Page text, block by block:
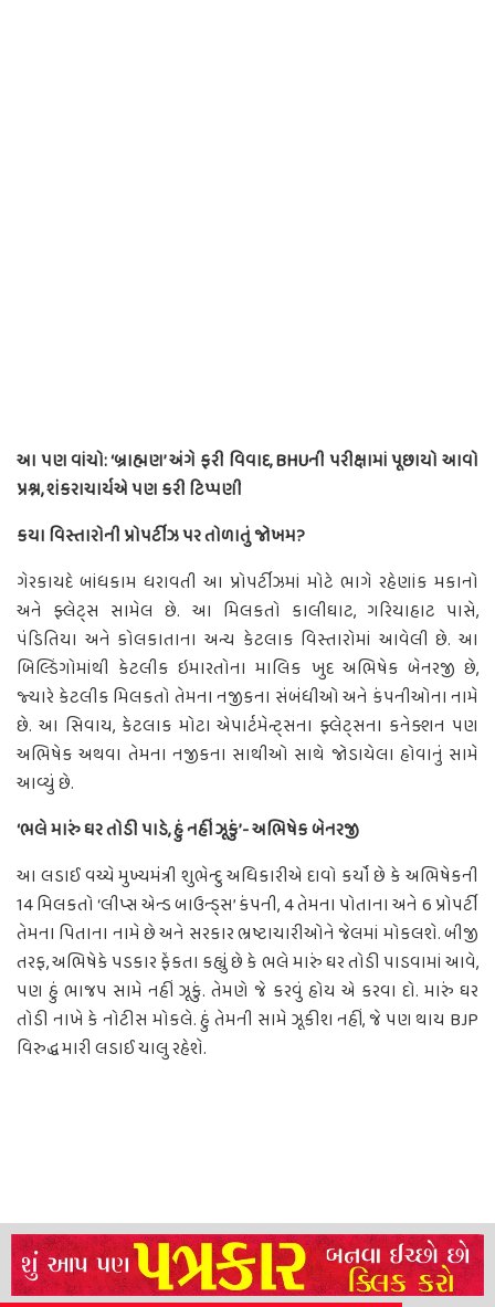
આ પણ વાંચો: ‘બ્રાહ્મણ’ અંગે ફરી વિવાદ, BHUની પરીક્ષામાં પૂછાયો આવો
પ્રશ્ન, શંકરાચાર્યએ પણ કરી ટિપ્પણી
કયા વિસ્તારોની પ્રોપર્ટીઝ પર તોળાતું જોખમ?
ગેરકાયદે બાંધકામ ધરાવતી આ પ્રોપર્ટીઝમાં મોટે ભાગે રહેણાંક મકાનો
અને ફ્લેટ્સ સામેલ છે. આ મિલકતો કાલીઘાટ, ગરિયાહાટ પાસે,
પંડિતિયા અને કોલકાતાના અન્ય કેટલાક વિસ્તારોમાં આવેલી છે. આ
બિલ્ડિંગોમાંથી કેટલીક ઇમારતોના માલિક ખુદ અભિષેક બેનરજી છે,
જ્યારે કેટલીક મિલકતો તેમના નજીકના સંબંધીઓ અને કંપનીઓના નામે
છે. આ સિવાય, કેટલાક મોટા એપાર્ટમેન્ટ્સના ફ્લેટ્સના કનેક્શન પણ
અભિષેક અથવા તેમના નજીકના સાથીઓ સાથે જોડાયેલા હોવાનું સામે
આવ્યું છે.
‘ભલે મારું ઘર તોડી પાડે, હું નહીં ઝૂકું’- અભિષેક બેનરજી
આ લડાઈ વચ્ચે મુખ્યમંત્રી શુભેન્દુ અધિકારીએ દાવો કર્યો છે કે અભિષેકની
14 મિલકતો ‘લીપ્સ એન્ડ બાઉન્ડ્સ’ કંપની, 4 તેમના પોતાના અને 6 પ્રોપર્ટી
તેમના પિતાના નામે છે અને સરકાર ભ્રષ્ટાચારીઓને જેલમાં મોકલશે. બીજી
તરફ, અભિષેકે પડકાર ફેંકતા કહ્યું છે કે ભલે મારું ઘર તોડી પાડવામાં આવે,
પણ હું ભાજપ સામે નહીં ઝૂકું. તેમણે જે કરવું હોય એ કરવા દો. મારું ઘર
તોડી નાખે કે નોટીસ મોકલે. હું તેમની સામે ઝૂકીશ નહીં, જે પણ થાય BJP
વિરુદ્ધ મારી લડાઈ ચાલુ રહેશે.